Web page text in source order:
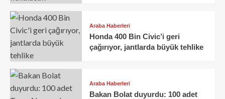
Araba Haberleri
Honda 400 Bin Civic’i geri
çağırıyor, jantlarda büyük tehlike
Araba Haberleri
Bakan Bolat duyurdu: 100 adet